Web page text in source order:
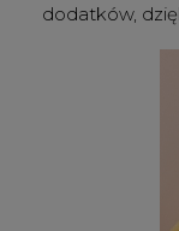
dodatków,